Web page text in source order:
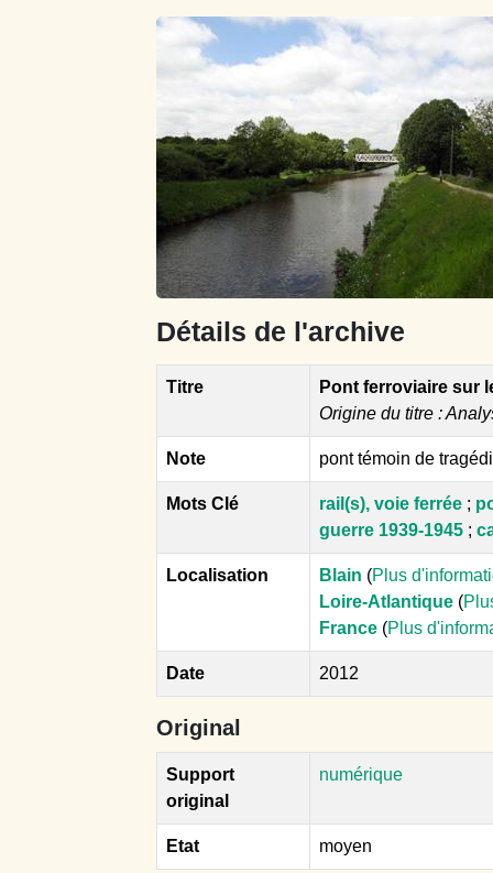
Détails de l'archive
Titre
Pont ferroviaire sur
Origine du titre :
Note pont témoin de
Mots Clé rail(s), voie ferrée ;
guerre 1939-1945 ;
Localisation Blain (Plus
Loire-Atlantique (
France (Plus
Date 2012
Original
Support
original
numérique
Etat moyen